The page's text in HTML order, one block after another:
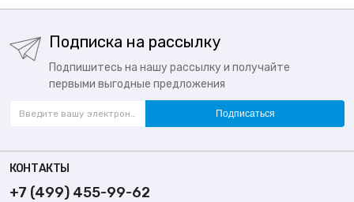
Подписка на рассылку
Подпишитесь на нашу рассылку и получайте
первыми выгодные предложения
Подписаться
КОНТАКТЫ
+7 (499) 455-99-62